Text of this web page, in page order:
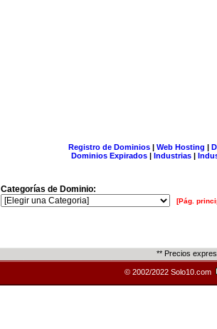
Registro de Dominios| Web Hosting |
Dominios Expirados | Industrias |
Categorías de Dominio:
[Pág.
** Precios
© 2002/2022 Solo10.com